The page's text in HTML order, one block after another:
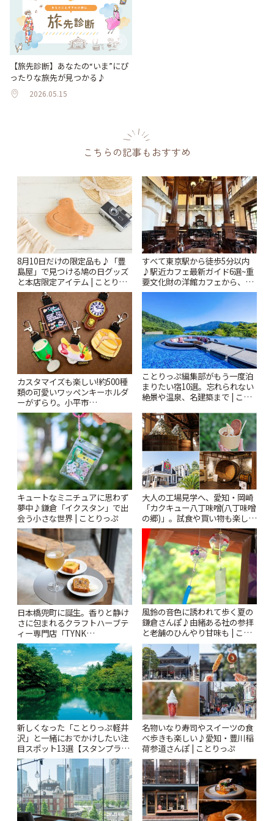
【旅先診断】あなたの“いま”にぴ
ったりな旅先が見つかる♪
2026.05.15
こちらの記事もおすすめ
8月10日だけの限定品も♪「豊
島屋」で見つける鳩の日グッズ
と本店限定アイテム | ことりっ
ぷ
すべて東京駅から徒歩5分以内
♪駅近カフェ最新ガイド6選~重
要文化財の洋館カフェから、改
札すぐのレトロ喫茶まで~ | こと
カスタマイズも楽しい!約500種
類の可愛いワッペンキーホルダ
ーがずらり。小平市
「Kimamaya T&K」 | ことりっ
ぷ
ことりっぷ編集部がもう一度泊
まりたい宿10選。忘れられない
絶景や温泉、名建築まで | こと
キュートなミニチュアに思わず
夢中♪鎌倉「イクスタン」で出
会う小さな世界 | ことりっぷ
大人の工場見学へ、愛知・岡崎
「カクキュー八丁味噌(八丁味噌
の郷)」。試食や買い物も楽しみ
♪ | ことりっぷ
日本橋兜町に誕生。香りと静け
さに包まれるクラフトハーブテ
ィー専門店「TYNK
Kabutocho」 | ことりっぷ
風鈴の音色に誘われて歩く夏の
鎌倉さんぽ♪由緒ある社の参拝
と老舗のひんやり甘味も | こと
りっぷ
新しくなった「ことりっぷ軽井
沢」と一緒におでかけしたい注
目スポット13選【スタンプラリ
ー開催中】 | ことりっぷ
名物いなり寿司やスイーツの食
べ歩きも楽しい♪愛知・豊川稲
荷参道さんぽ | ことりっぷ